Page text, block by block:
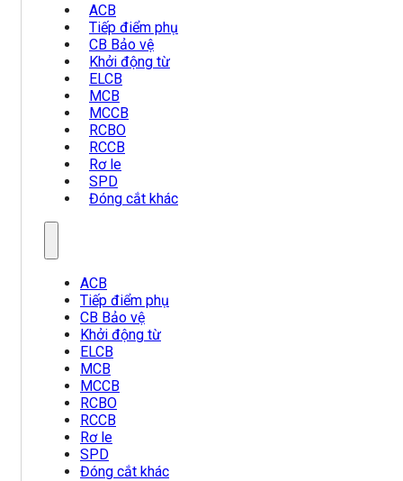
ACB
Tiếp điểm phụ
CB Bảo vệ
Khởi động từ
ELCB
MCB
MCCB
RCBO
RCCB
Rơ le
SPD
Đóng cắt khác
ACB
Tiếp điểm phụ
CB Bảo vệ
Khởi động từ
ELCB
MCB
MCCB
RCBO
RCCB
Rơ le
SPD
Đóng cắt khác